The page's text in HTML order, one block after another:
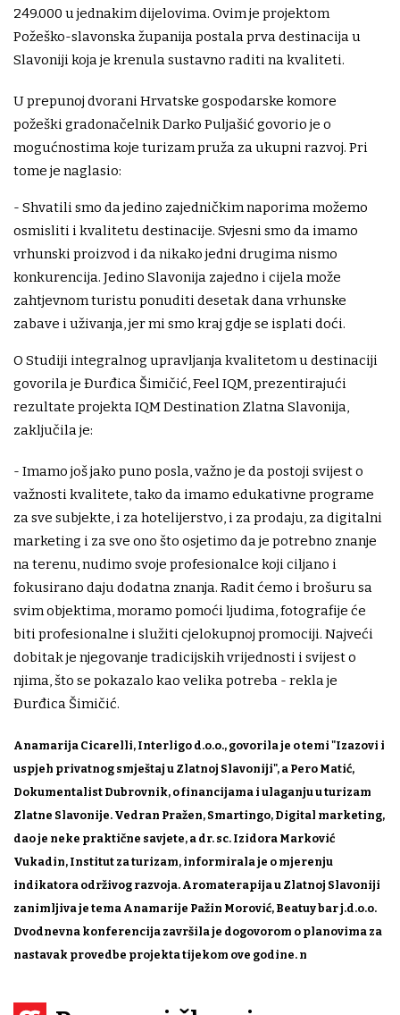
249.000 u jednakim dijelovima. Ovim je projektom
Požeško-slavonska županija postala prva destinacija u
Slavoniji koja je krenula sustavno raditi na kvaliteti.
U prepunoj dvorani Hrvatske gospodarske komore
požeški gradonačelnik Darko Puljašić govorio je o
mogućnostima koje turizam pruža za ukupni razvoj. Pri
tome je naglasio:
- Shvatili smo da jedino zajedničkim naporima možemo
osmisliti i kvalitetu destinacije. Svjesni smo da imamo
vrhunski proizvod i da nikako jedni drugima nismo
konkurencija. Jedino Slavonija zajedno i cijela može
zahtjevnom turistu ponuditi desetak dana vrhunske
zabave i uživanja, jer mi smo kraj gdje se isplati doći.
O Studiji integralnog upravljanja kvalitetom u destinaciji
govorila je Đurđica Šimičić, Feel IQM, prezentirajući
rezultate projekta IQM Destination Zlatna Slavonija,
zaključila je:
- Imamo još jako puno posla, važno je da postoji svijest o
važnosti kvalitete, tako da imamo edukativne programe
za sve subjekte, i za hotelijerstvo, i za prodaju, za digitalni
marketing i za sve ono što osjetimo da je potrebno znanje
na terenu, nudimo svoje profesionalce koji ciljano i
fokusirano daju dodatna znanja. Radit ćemo i brošuru sa
svim objektima, moramo pomoći ljudima, fotografije će
biti profesionalne i služiti cjelokupnoj promociji. Najveći
dobitak je njegovanje tradicijskih vrijednosti i svijest o
njima, što se pokazalo kao velika potreba - rekla je
Đurđica Šimičić.
Anamarija Cicarelli, Interligo d.o.o., govorila je o temi "Izazovi i
uspjeh privatnog smještaj u Zlatnoj Slavoniji", a Pero Matić,
Dokumentalist Dubrovnik, o financijama i ulaganju u turizam
Zlatne Slavonije. Vedran Pražen, Smartingo, Digital marketing,
dao je neke praktične savjete, a dr. sc. Izidora Marković
Vukadin, Institut za turizam, informirala je o mjerenju
indikatora održivog razvoja. Aromaterapija u Zlatnoj Slavoniji
zanimljiva je tema Anamarije Pažin Morović, Beatuy bar j.d.o.o.
Dvodnevna konferencija završila je dogovorom o planovima za
nastavak provedbe projekta tijekom ove godine. n